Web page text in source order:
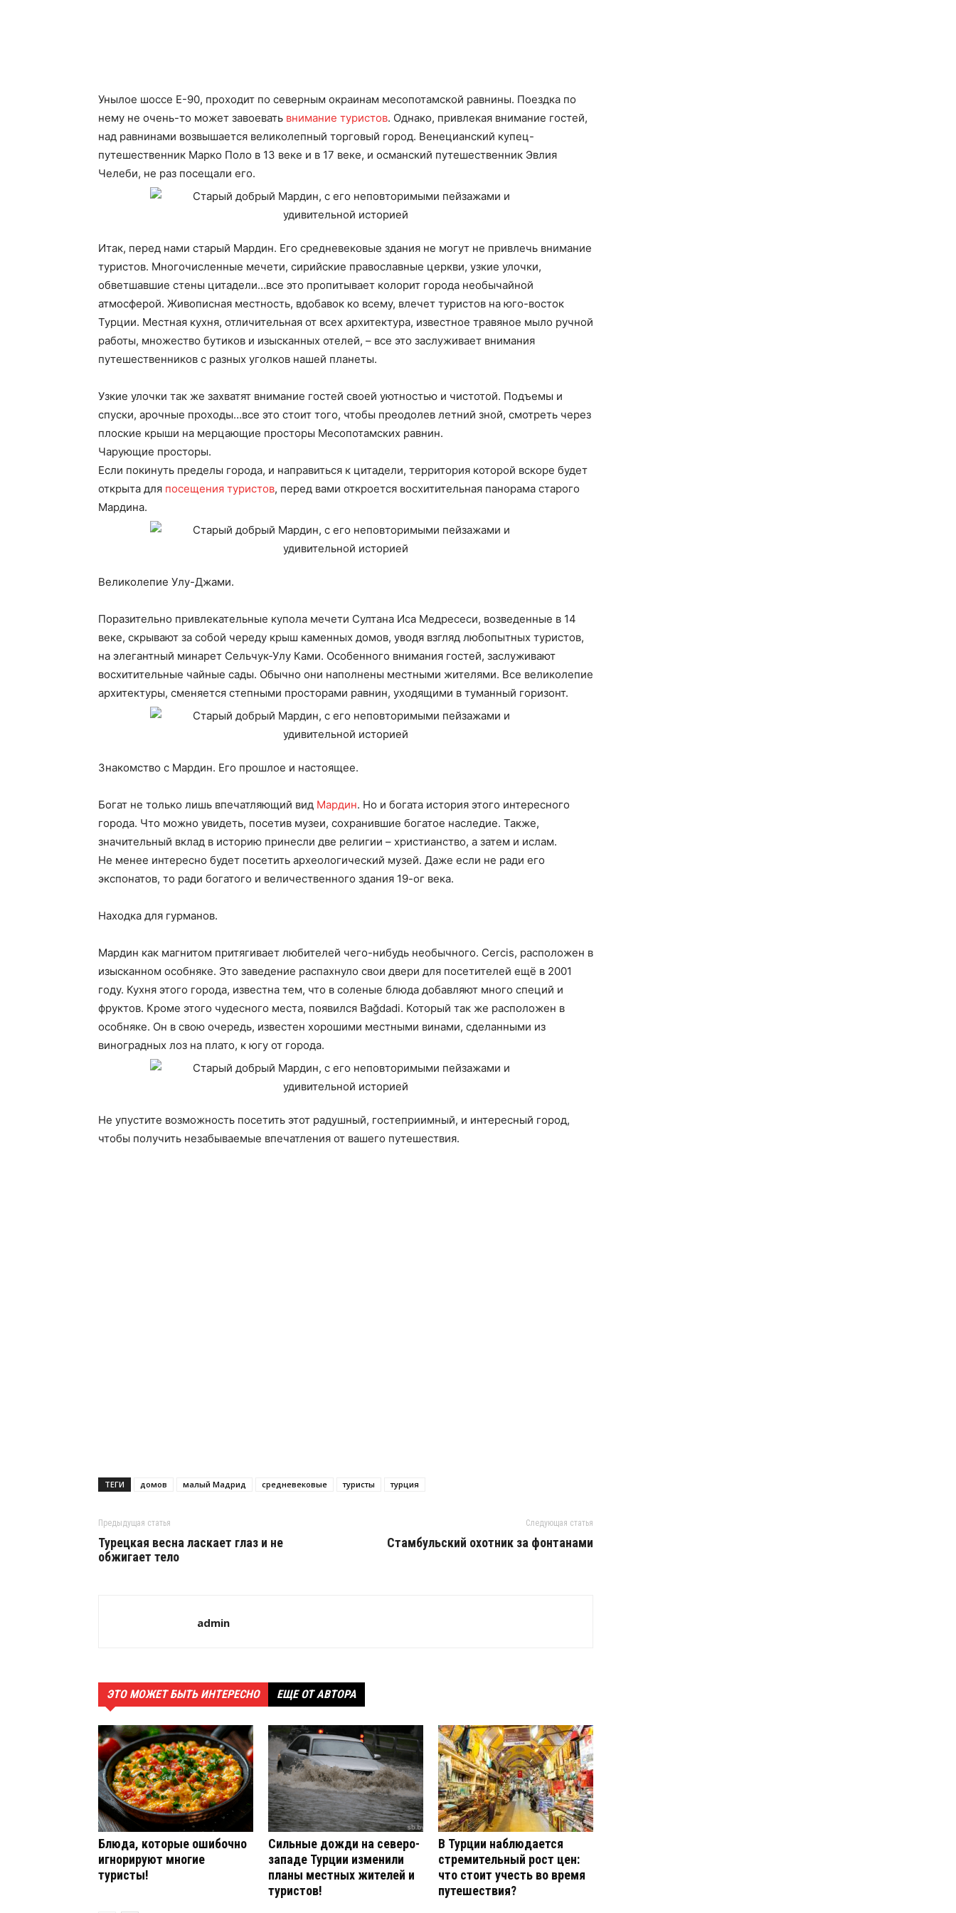
Унылое шоссе Е-90, проходит по северным окраинам месопотамской равнины. Поездка по
нему не очень-то может завоевать внимание туристов. Однако, привлекая внимание гостей,
над равнинами возвышается великолепный торговый город. Венецианский купец-
путешественник Марко Поло в 13 веке и в 17 веке, и османский путешественник Эвлия
Челеби, не раз посещали его.
Итак, перед нами старый Мардин. Его средневековые здания не могут не привлечь внимание
туристов. Многочисленные мечети, сирийские православные церкви, узкие улочки,
обветшавшие стены цитадели…все это пропитывает колорит города необычайной
атмосферой. Живописная местность, вдобавок ко всему, влечет туристов на юго-восток
Турции. Местная кухня, отличительная от всех архитектура, известное травяное мыло ручной
работы, множество бутиков и изысканных отелей, – все это заслуживает внимания
путешественников с разных уголков нашей планеты.
Узкие улочки так же захватят внимание гостей своей уютностью и чистотой. Подъемы и
спуски, арочные проходы…все это стоит того, чтобы преодолев летний зной, смотреть через
плоские крыши на мерцающие просторы Месопотамских равнин.
Чарующие просторы.
Если покинуть пределы города, и направиться к цитадели, территория которой вскоре будет
открыта для посещения туристов, перед вами откроется восхитительная панорама старого
Мардина.
Великолепие Улу-Джами.
Поразительно привлекательные купола мечети Султана Иса Медресеси, возведенные в 14
веке, скрывают за собой череду крыш каменных домов, уводя взгляд любопытных туристов,
на элегантный минарет Сельчук-Улу Ками. Особенного внимания гостей, заслуживают
восхитительные чайные сады. Обычно они наполнены местными жителями. Все великолепие
архитектуры, сменяется степными просторами равнин, уходящими в туманный горизонт.
Знакомство с Мардин. Его прошлое и настоящее.
Богат не только лишь впечатляющий вид Мардин. Но и богата история этого интересного
города. Что можно увидеть, посетив музеи, сохранившие богатое наследие. Также,
значительный вклад в историю принесли две религии – христианство, а затем и ислам.
Не менее интересно будет посетить археологический музей. Даже если не ради его
экспонатов, то ради богатого и величественного здания 19-ог века.
Находка для гурманов.
Мардин как магнитом притягивает любителей чего-нибудь необычного. Cercis, расположен в
изысканном особняке. Это заведение распахнуло свои двери для посетителей ещё в 2001
году. Кухня этого города, известна тем, что в соленые блюда добавляют много специй и
фруктов. Кроме этого чудесного места, появился Bağdadi. Который так же расположен в
особняке. Он в свою очередь, известен хорошими местными винами, сделанными из
виноградных лоз на плато, к югу от города.
Не упустите возможность посетить этот радушный, гостеприимный, и интересный город,
чтобы получить незабываемые впечатления от вашего путешествия.
ТЕГИ домов малый Мадрид средневековые туристы турция
Предыдущая статья
Турецкая весна ласкает глаз и не
обжигает тело
Следующая статья
Стамбульский охотник за фонтанами
admin
ЭТО МОЖЕТ БЫТЬ ИНТЕРЕСНО ЕЩЕ ОТ АВТОРА
Блюда, которые ошибочно
игнорируют многие
туристы!
Сильные дожди на северо-
западе Турции изменили
планы местных жителей и
туристов!
В Турции наблюдается
стремительный рост цен:
что стоит учесть во время
путешествия?